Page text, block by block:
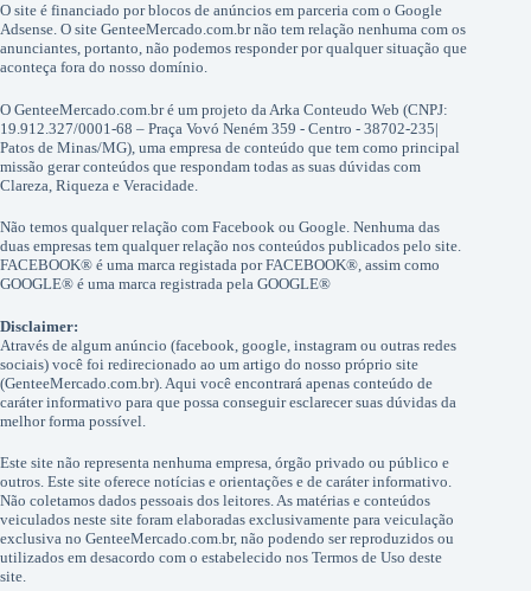
O site é financiado por blocos de anúncios em parceria com o Google
Adsense. O site GenteeMercado.com.br não tem relação nenhuma com os
anunciantes, portanto, não podemos responder por qualquer situação que
aconteça fora do nosso domínio.
O GenteeMercado.com.br é um projeto da Arka Conteudo Web (CNPJ:
19.912.327/0001-68 – Praça Vovó Neném 359 - Centro - 38702-235|
Patos de Minas/MG), uma empresa de conteúdo que tem como principal
missão gerar conteúdos que respondam todas as suas dúvidas com
Clareza, Riqueza e Veracidade.
Não temos qualquer relação com Facebook ou Google. Nenhuma das
duas empresas tem qualquer relação nos conteúdos publicados pelo site.
FACEBOOK® é uma marca registada por FACEBOOK®, assim como
GOOGLE® é uma marca registrada pela GOOGLE®
Disclaimer:
Através de algum anúncio (facebook, google, instagram ou outras redes
sociais) você foi redirecionado ao um artigo do nosso próprio site
(GenteeMercado.com.br). Aqui você encontrará apenas conteúdo de
caráter informativo para que possa conseguir esclarecer suas dúvidas da
melhor forma possível.
Este site não representa nenhuma empresa, órgão privado ou público e
outros. Este site oferece notícias e orientações e de caráter informativo.
Não coletamos dados pessoais dos leitores. As matérias e conteúdos
veiculados neste site foram elaboradas exclusivamente para veiculação
exclusiva no GenteeMercado.com.br, não podendo ser reproduzidos ou
utilizados em desacordo com o estabelecido nos Termos de Uso deste
site.